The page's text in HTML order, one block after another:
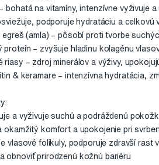
bohatá na vitamíny, intenzívne vyživuje
podporuje hydratáciu a celkovú
egreš (amla) – pôsobí proti tvorbe
proteín – zvyšuje hladinu kolagénu
riasy – zdroj minerálov a výživy,
& keramare – intenzívna hydratácia,
a vyživuje suchú a podráždenú
okamžitý komfort a upokojenie pri
vlasové folikuly, podporuje zdravší rast
obnoviť prirodzenú kožnú bariéru